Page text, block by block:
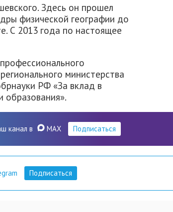
Здесь он прошел
физической географии до
С 2013 года по настоящее
министерства
РФ «За вклад в
образования».
канал в MAX Подписаться
Подписаться